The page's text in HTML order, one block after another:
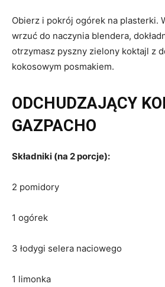
Obierz i pokrój ogórek na plasterki.
wrzuć do naczynia blendera,
otrzymasz pyszny zielony koktajl z
kokosowym posmakiem.
ODCHUDZAJĄCY
GAZPACHO
Składniki (na 2 porcje):
2 pomidory
1 ogórek
3 łodygi selera naciowego
1 limonka